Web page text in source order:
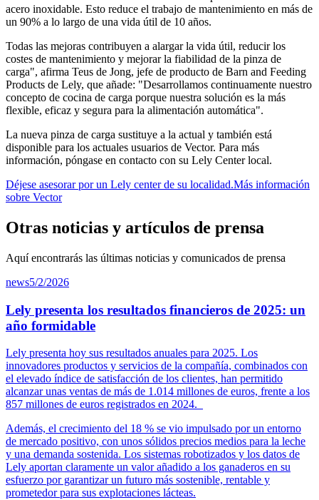
acero inoxidable. Esto reduce el trabajo de mantenimiento en más de
un 90% a lo largo de una vida útil de 10 años.
Todas las mejoras contribuyen a alargar la vida útil, reducir los
costes de mantenimiento y mejorar la fiabilidad de la pinza de
carga", afirma Teus de Jong, jefe de producto de Barn and Feeding
Products de Lely, que añade: "Desarrollamos continuamente nuestro
concepto de cocina de carga porque nuestra solución es la más
flexible, eficaz y segura para la alimentación automática".
La nueva pinza de carga sustituye a la actual y también está
disponible para los actuales usuarios de Vector. Para más
información, póngase en contacto con su Lely Center local.
Déjese asesorar por un Lely center de su localidad.Más información
sobre Vector
Otras noticias y artículos de prensa
Aquí encontrarás las últimas noticias y comunicados de prensa
news5/2/2026
Lely presenta los resultados financieros de 2025: un
año formidable
Lely presenta hoy sus resultados anuales para 2025. Los
innovadores productos y servicios de la compañía, combinados con
el elevado índice de satisfacción de los clientes, han permitido
alcanzar unas ventas de más de 1.014 millones de euros, frente a los
857 millones de euros registrados en 2024.
Además, el crecimiento del 18 % se vio impulsado por un entorno
de mercado positivo, con unos sólidos precios medios para la leche
y una demanda sostenida. Los sistemas robotizados y los datos de
Lely aportan claramente un valor añadido a los ganaderos en su
esfuerzo por garantizar un futuro más sostenible, rentable y
prometedor para sus explotaciones lácteas.